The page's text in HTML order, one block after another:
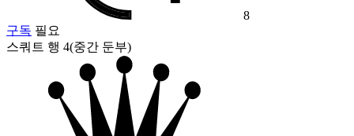
8
구독 필요
스쿼트 행 4(중간 둔부)